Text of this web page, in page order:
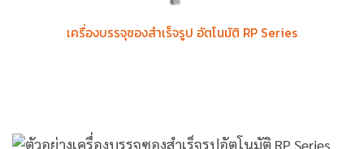
เครื่องบรรจุซองสำเร็จรูป อัตโนมัติ RP Series